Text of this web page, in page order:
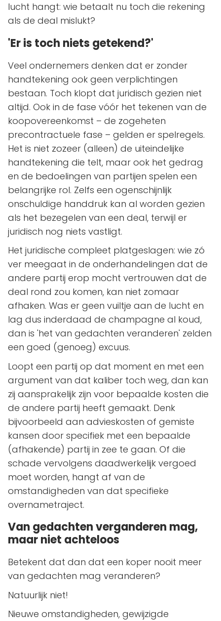
lucht hangt: wie betaalt nu toch die rekening
als de deal mislukt?
'Er is toch niets getekend?'
Veel ondernemers denken dat er zonder
handtekening ook geen verplichtingen
bestaan. Toch klopt dat juridisch gezien niet
altijd. Ook in de fase vóór het tekenen van de
koopovereenkomst – de zogeheten
precontractuele fase – gelden er spelregels.
Het is niet zozeer (alleen) de uiteindelijke
handtekening die telt, maar ook het gedrag
en de bedoelingen van partijen spelen een
belangrijke rol. Zelfs een ogenschijnlijk
onschuldige handdruk kan al worden gezien
als het bezegelen van een deal, terwijl er
juridisch nog niets vastligt.
Het juridische compleet platgeslagen: wie zó
ver meegaat in de onderhandelingen dat de
andere partij erop mocht vertrouwen dat de
deal rond zou komen, kan niet zomaar
afhaken. Was er geen vuiltje aan de lucht en
lag dus inderdaad de champagne al koud,
dan is 'het van gedachten veranderen' zelden
een goed (genoeg) excuus.
Loopt een partij op dat moment en met een
argument van dat kaliber toch weg, dan kan
zij aansprakelijk zijn voor bepaalde kosten die
de andere partij heeft gemaakt. Denk
bijvoorbeeld aan advieskosten of gemiste
kansen door specifiek met een bepaalde
(afhakende) partij in zee te gaan. Of die
schade vervolgens daadwerkelijk vergoed
moet worden, hangt af van de
omstandigheden van dat specifieke
overnametraject.
Van gedachten verganderen mag,
maar niet achteloos
Betekent dat dan dat een koper nooit meer
van gedachten mag veranderen?
Natuurlijk niet!
Nieuwe omstandigheden, gewijzigde